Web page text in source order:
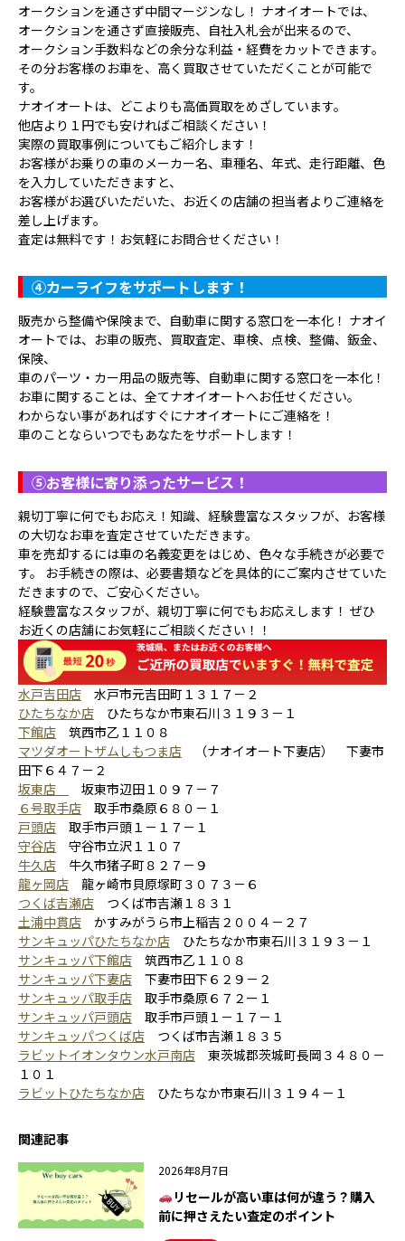
オークションを通さず中間マージンなし！ ナオイオートでは、
オークションを通さず直接販売、自社入札会が出来るので、
オークション手数料などの余分な利益・経費をカットできます。
その分お客様のお車を、高く買取させていただくことが可能で
す。
ナオイオートは、どこよりも高価買取をめざしています。
他店より１円でも安ければご相談ください！
実際の買取事例についてもご紹介します！
お客様がお乗りの車のメーカー名、車種名、年式、走行距離、色
を入力していただきますと、
お客様がお選びいただいた、お近くの店舗の担当者よりご連絡を
差し上げます。
査定は無料です！お気軽にお問合せください！
④カーライフをサポートします！
販売から整備や保険まで、自動車に関する窓口を一本化！ ナオイ
オートでは、お車の販売、買取査定、車検、点検、整備、鈑金、
保険、
車のパーツ・カー用品の販売等、自動車に関する窓口を一本化！
お車に関することは、全てナオイオートへお任せください。
わからない事があればすぐにナオイオートにご連絡を！
車のことならいつでもあなたをサポートします！
⑤お客様に寄り添ったサービス！
親切丁寧に何でもお応え！知識、経験豊富なスタッフが、お客様
の大切なお車を査定させていただきます。
車を売却するには車の名義変更をはじめ、色々な手続きが必要で
す。 お手続きの際は、必要書類などを具体的にご案内させていた
だきますので、ご安心ください。
経験豊富なスタッフが、親切丁寧に何でもお応えします！ ぜひ
お近くの店舗にお気軽にご相談ください！！
水戸吉田店 水戸市元吉田町１３１７－２
ひたちなか店 ひたちなか市東石川３１９３－１
下館店 筑西市乙１１０８
マツダオートザムしもつま店 （ナオイオート下妻店） 下妻市
田下６４７－２
坂東店
坂東市辺田１０９７－７
６号取手店 取手市桑原６８０－１
戸頭店 取手市戸頭１－１７－１
守谷店 守谷市立沢１１０７
牛久店 牛久市猪子町８２７－９
龍ヶ岡店 龍ヶ崎市貝原塚町３０７３－６
つくば吉瀬店 つくば市吉瀬１８３１
土浦中貫店 かすみがうら市上稲吉２００４－２７
サンキュッパひたちなか店 ひたちなか市東石川３１９３－１
サンキュッパ下館店 筑西市乙１１０８
サンキュッパ下妻店 下妻市田下６２９－２
サンキュッパ取手店 取手市桑原６７２ー１
サンキュッパ戸頭店 取手市戸頭１－１７－１
サンキュッパつくば店 つくば市吉瀬１８３５
ラビットイオンタウン水戸南店 東茨城郡茨城町長岡３４８０－
１０１
ラビットひたちなか店 ひたちなか市東石川３１９４－１
関連記事
2026年8月7日
リセールが高い車は何が違う？購入
前に押さえたい査定のポイント